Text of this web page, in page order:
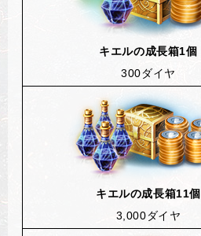
キエルの成長箱1個
300ダイヤ
キエルの成長箱11個
3,000ダイヤ